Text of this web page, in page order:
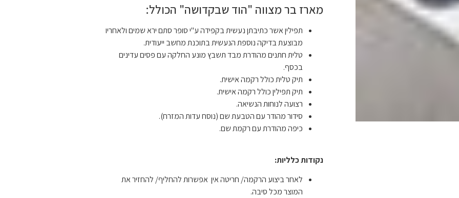
מארז בר מצווה "הוד שבקדושה" הכולל:
תפילין אשר כתיבתן נעשית בקפידה ע"י סופר סתם ירא שמים ולאחריו
מבוצעת בדיקה נוספת הנעשית בתוכנת מחשב ייעודית.
טלית חתנים מהודרת מבד תשבץ מונע החלקה עם פסים עדינים
בכסף.
תיק טלית כולל רקמה אישית.
תיק תפילין כולל רקמה אישית.
רצועה לנוחות הנשיאה.
סידור מהודר עם הטבעת שם (נוסח עדות המזרח).
כיפה מהודרת עם רקמת שם.
נקודות כלליות:
לאחר ביצוע הרקמה/ חריטה אין אפשרות להחליף/ להחזיר את
המוצר מכל סיבה.